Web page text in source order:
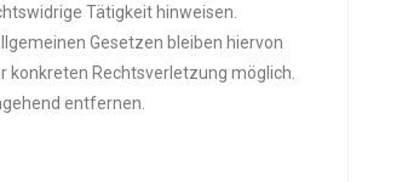
Tätigkeit hinweisen.
Gesetzen bleiben hiervon
konkreten Rechtsverletzung möglich.
entfernen.